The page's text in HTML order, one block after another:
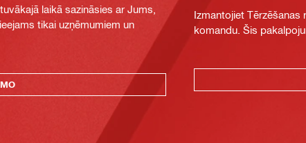
laikā sazināsies ar Jums,
tikai uzņēmumiem un
Izmantojiet Tērzēšanas
komandu. Šis